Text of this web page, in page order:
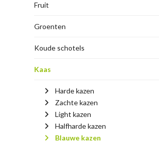
Fruit
Groenten
Koude schotels
Kaas
Harde kazen
Zachte kazen
Light kazen
Halfharde kazen
Blauwe kazen